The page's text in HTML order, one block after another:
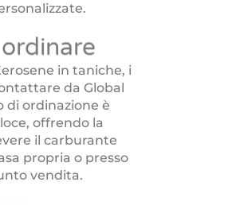
in taniche, i
da Global
di ordinazione è
offrendo la
il carburante
propria o presso
vendita.